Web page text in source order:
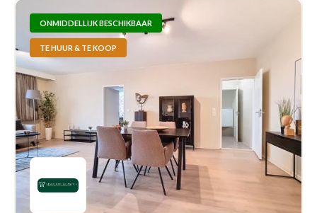
ONMIDDELLIJK BESCHIKBAAR
TE HUUR & TE KOOP